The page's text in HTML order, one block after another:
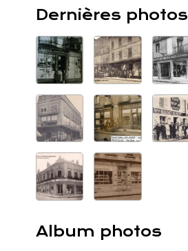
Dernières photos
Album photos